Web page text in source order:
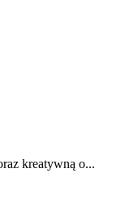
kreatywną o...